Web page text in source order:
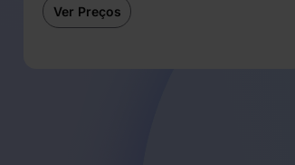
Ver Preços